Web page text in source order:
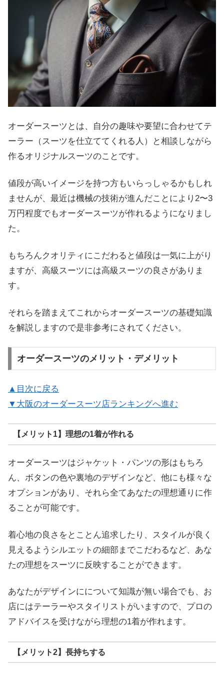
オーダースーツとは、自分の趣味や要望に合わせてテ
ーラー（スーツを仕立ててくれる人）と相談しながら
作るオリジナルスーツのことです。
値段が高いイメージを持つ方もいらっしゃるかもしれ
ませんが、最近は機械の技術が進んだことにより2〜3
万円程度でもオーダースーツが作れるようになりまし
た。
もちろんクオリティにこだわると値段は一気に上がり
ますが、高級スーツには高級スーツの良さがありま
す。
それらを踏まえてこれからオーダースーツの基礎知識
を解説しますので是非参考にされてください。
オーダースーツのメリット・デメリット
▲目次に戻る
▼大阪のオーダースーツ店ランキングへ進む
【メリット1】理想の1着が作れる
オーダースーツはジャケット・パンツの形はもちろ
ん、ボタンの色や裏地のデザインなど、他にも様々な
オプションがあり、それら全てあなたの理想通りに作
ることが可能です。
着心地の良さをとことん追求したり、スタイルが良く
見えるようシルエットの細部までこだわるなど、あな
たの理想をスーツに反映することができます。
あなたがデザインにについて知識が無い場合でも、お
店にはテーラーやスタイリストがいますので、プロの
アドバイスを受けながら理想の1着が作れます。
【メリット2】長持ちする